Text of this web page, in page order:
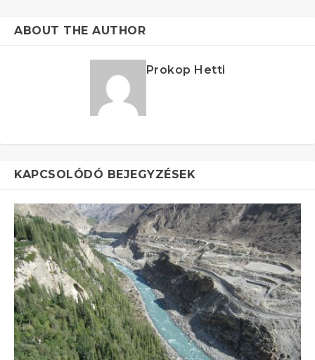
ABOUT THE AUTHOR
Prokop Hetti
KAPCSOLÓDÓ BEJEGYZÉSEK